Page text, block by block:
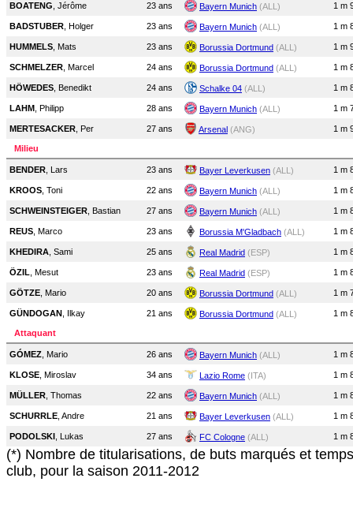
BOATENG , Jérôme 23 ans Bayern Munich (ALL) 1 m
BADSTUBER , Holger 23 ans Bayern Munich (ALL) 1 m
HUMMELS , Mats 23 ans Borussia Dortmund (ALL) 1 m
SCHMELZER , Marcel 24 ans Borussia Dortmund (ALL) 1 m
HÖWEDES , Benedikt 24 ans Schalke 04 (ALL) 1 m
LAHM , Philipp 28 ans Bayern Munich (ALL) 1 m
MERTESACKER , Per 27 ans Arsenal (ANG) 1 m
Milieu
BENDER , Lars 23 ans Bayer Leverkusen (ALL) 1 m
KROOS , Toni 22 ans Bayern Munich (ALL) 1 m
SCHWEINSTEIGER , Bastian 27 ans Bayern Munich (ALL) 1 m
REUS , Marco 23 ans Borussia M'Gladbach (ALL) 1 m
KHEDIRA , Sami 25 ans Real Madrid (ESP) 1 m
ÖZIL , Mesut 23 ans Real Madrid (ESP) 1 m
GÖTZE , Mario 20 ans Borussia Dortmund (ALL) 1 m
GÜNDOGAN , Ilkay 21 ans Borussia Dortmund (ALL) 1 m
Attaquant
GÓMEZ , Mario 26 ans Bayern Munich (ALL) 1 m
KLOSE , Miroslav 34 ans Lazio Rome (ITA) 1 m
MÜLLER , Thomas 22 ans Bayern Munich (ALL) 1 m
SCHURRLE , Andre 21 ans Bayer Leverkusen (ALL) 1 m
PODOLSKI , Lukas 27 ans FC Cologne (ALL) 1 m
(*) Nombre de titularisations, de buts marqués et
club, pour la saison 2011-2012